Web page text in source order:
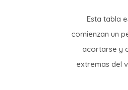
Esta tabla
comienzan un
acortarse y
extremas del